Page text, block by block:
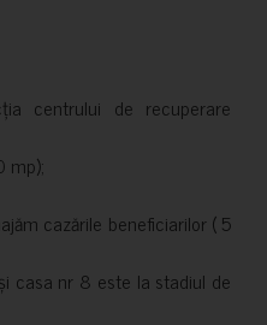
centrului de recuperare
mp);
cazările beneficiarilor ( 5
casa nr 8 este la stadiul de